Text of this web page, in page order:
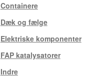
Containere
Dæk og fælge
Elektriske komponenter
FAP katalysatorer
Indre